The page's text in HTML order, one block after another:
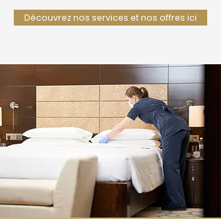
Découvrez nos services et nos offres ici